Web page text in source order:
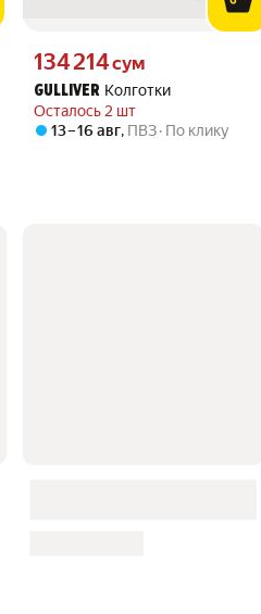
GULLIVER Колготки
Осталось 2 шт
Цена 134214 сум вместо
134 214сум
13 – 16 авг, ПВЗ По клику